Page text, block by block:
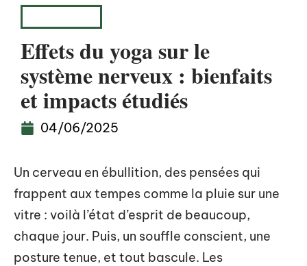
Effets du yoga sur le
système nerveux : bienfaits
et impacts étudiés
04/06/2025
Un cerveau en ébullition, des pensées qui
frappent aux tempes comme la pluie sur une
vitre : voilà l’état d’esprit de beaucoup,
chaque jour. Puis, un souffle conscient, une
posture tenue, et tout bascule. Les